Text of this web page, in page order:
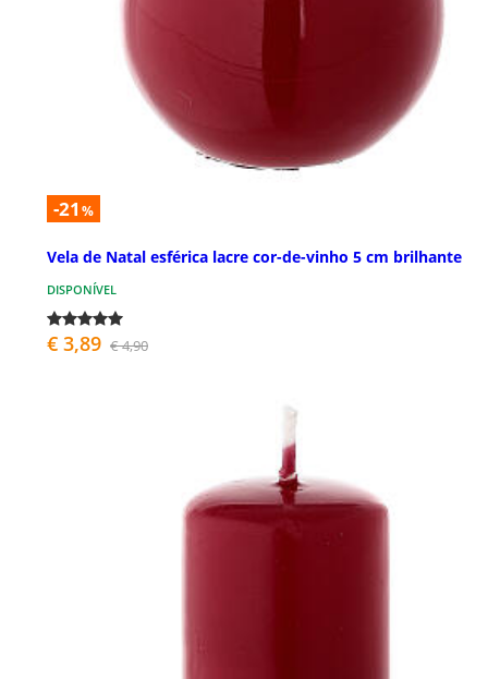
-21 %
Vela de Natal esférica lacre cor-de-vinho 5 cm brilhante
DISPONÍVEL
€ 3,89 € 4,90